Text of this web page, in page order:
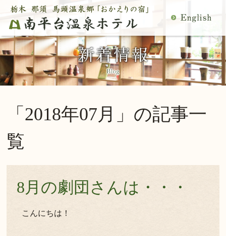
MENU
閉
じ
る
温泉
客室 館内施設
交通アクセス 観光案内
当館の過ごし方
「2018年07月」の記事一
覧
8月の劇団さんは・・・
こんにちは！
空室検索
ご予約内容確認・変更